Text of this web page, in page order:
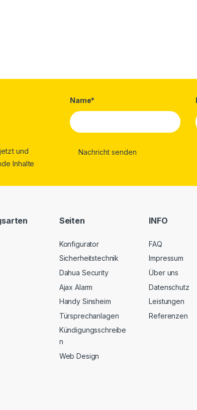
und
Inhalte
Name*
Seiten
Konfigurator
Sicherheitstechnik
Dahua Security
Ajax Alarm
Handy Sinsheim
Türsprechanlagen
Kündigungsschreibe
n
Web Design
INFO
FAQ
Impressum
Über uns
Datenschutz
Leistungen
Referenzen